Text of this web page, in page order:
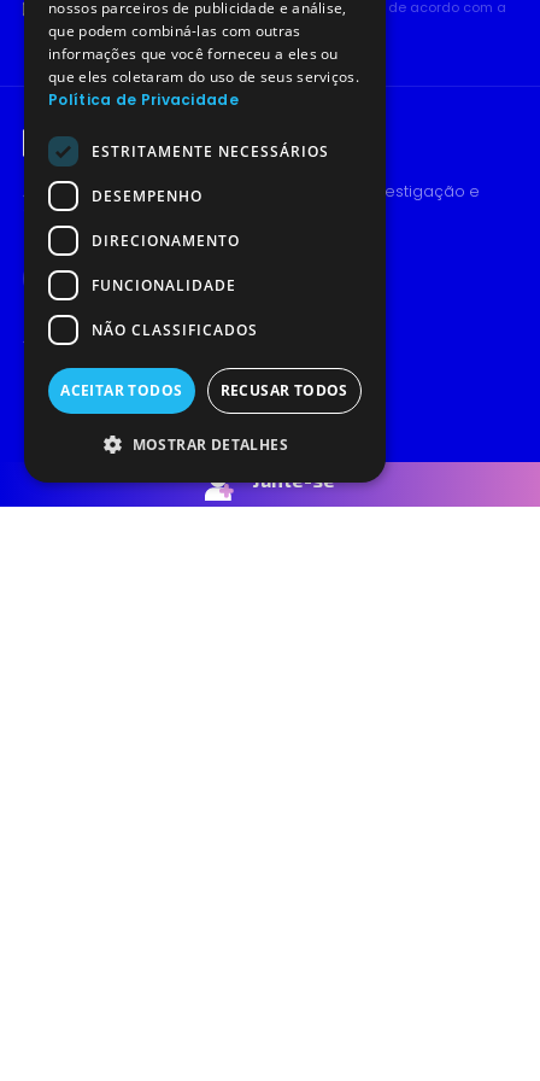
Junte-se
Eu aceito receber notificações do consórcio POEMS de acordo com a
Política de Privacidade.
A traçar o futuro dos chips | Onde o talento, investigação e
indústria criam o próximo capítulo.
ContactarPolíticas
REDE
Acerca do POEMS
nossos parceiros de publicidade e análise,
que podem combiná-las com outras
informações que você forneceu a eles ou
que eles coletaram do uso de seus serviços.
Política de Privacidade
ESTRITAMENTE NECESSÁRIOS
DESEMPENHO
DIRECIONAMENTO
FUNCIONALIDADE
NÃO CLASSIFICADOS
ACEITAR TODOS RECUSAR TODOS
MOSTRAR DETALHES